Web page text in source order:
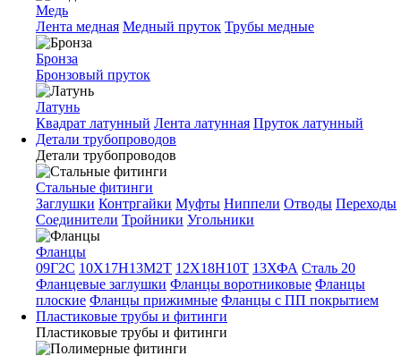
Медь
Лента медная Медный пруток Трубы медные
Бронза
Бронзовый пруток
Латунь
Квадрат латунный Лента латунная Пруток латунный
Детали трубопроводов
Детали трубопроводов
Стальные фитинги
Заглушки Контргайки Муфты Ниппели Отводы Переходы
Соединители Тройники Угольники
Фланцы
09Г2С 10Х17Н13М2Т 12Х18Н10Т 13ХФА Сталь 20
Фланцевые заглушки Фланцы воротниковые Фланцы
плоские Фланцы прижимные Фланцы с ПП покрытием
Пластиковые трубы и фитинги
Пластиковые трубы и фитинги